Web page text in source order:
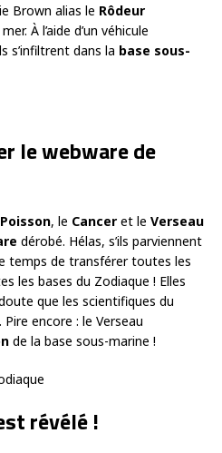
Brown alias le Rôdeur
À l’aide d’un véhicule
s’infiltrent dans la base sous-
le webware de
Poisson, le Cancer et le Verseau
dérobé. Hélas, s’ils parviennent
temps de transférer toutes les
les bases du Zodiaque ! Elles
que les scientifiques du
encore : le Verseau
de la base sous-marine !
révélé !